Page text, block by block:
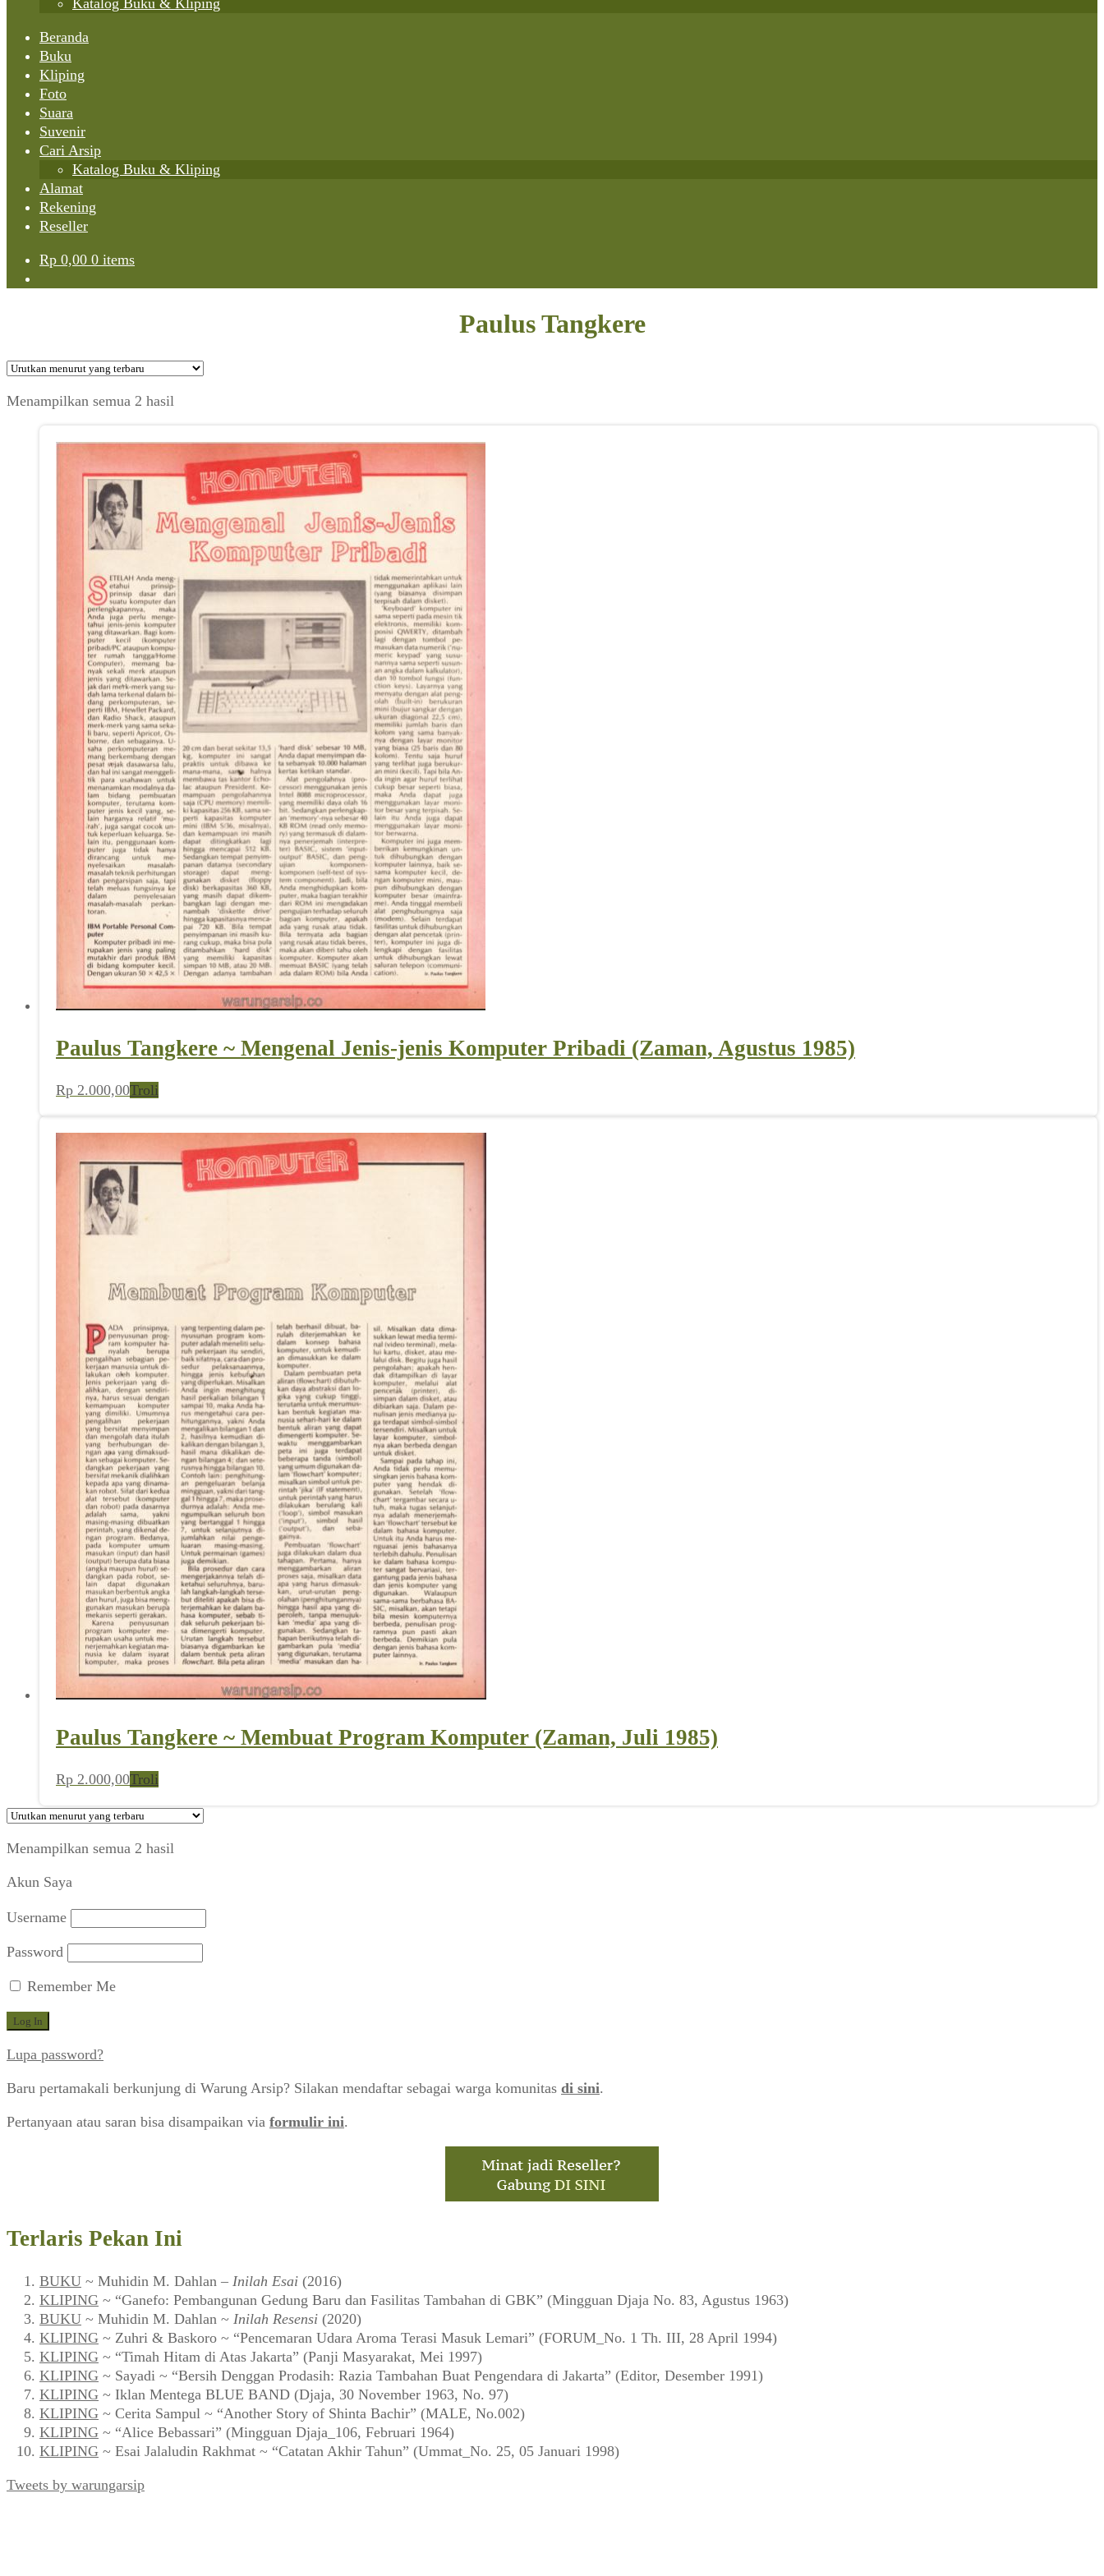
Katalog Buku & Kliping
Beranda
Buku
Kliping
Foto
Suara
Suvenir
Cari Arsip
Katalog Buku & Kliping
Alamat
Rekening
Reseller
Rp 0,00 0 items
Paulus Tangkere
Menampilkan semua 2 hasil
yang
terbaru
Paulus Tangkere ~ Mengenal Jenis-jenis Komputer Pribadi (Zaman, Agustus 1985)
Rp 2.000,00Troli
Paulus Tangkere ~ Membuat Program Komputer (Zaman, Juli 1985)
Rp 2.000,00Troli
Menampilkan semua 2 hasil
Akun Saya
Username
Password
Remember Me
Lupa password?
Baru pertamakali berkunjung di Warung Arsip? Silakan mendaftar sebagai warga komunitas di sini.
Pertanyaan atau saran bisa disampaikan via formulir ini.
Terlaris Pekan Ini
BUKU ~ Muhidin M. Dahlan – Inilah Esai (2016)
KLIPING ~ “Ganefo: Pembangunan Gedung Baru dan Fasilitas Tambahan di GBK” (Mingguan Djaja No. 83, Agustus 1963)
BUKU ~ Muhidin M. Dahlan ~ Inilah Resensi (2020)
KLIPING ~ Zuhri & Baskoro ~ “Pencemaran Udara Aroma Terasi Masuk Lemari” (FORUM_No. 1 Th. III, 28 April 1994)
KLIPING ~ “Timah Hitam di Atas Jakarta” (Panji Masyarakat, Mei 1997)
KLIPING ~ Sayadi ~ “Bersih Denggan Prodasih: Razia Tambahan Buat Pengendara di Jakarta” (Editor, Desember 1991)
KLIPING ~ Iklan Mentega BLUE BAND (Djaja, 30 November 1963, No. 97)
KLIPING ~ Cerita Sampul ~ “Another Story of Shinta Bachir” (MALE, No.002)
KLIPING ~ “Alice Bebassari” (Mingguan Djaja_106, Februari 1964)
KLIPING ~ Esai Jalaludin Rakhmat ~ “Catatan Akhir Tahun” (Ummat_No. 25, 05 Januari 1998)
Tweets by warungarsip